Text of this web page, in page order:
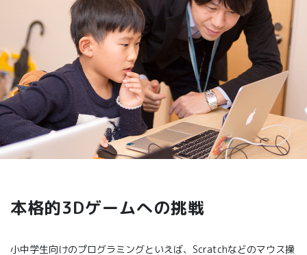
本格的3Dゲームへの挑戦
小中学生向けのプログラミングといえば、Scratchなどのマウス操